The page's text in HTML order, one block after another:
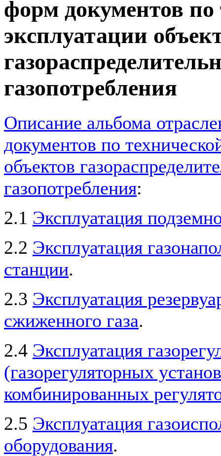
форм документов по
эксплуатации
газопотребления
Описание альбома
документов по
объектов
газопотребления:
2.1 Эксплуатация
2.2 Эксплуатация
станции.
2.3 Эксплуатация
сжиженного газа.
2.4 Эксплуатация
(газорегуляторных
комбинированных
2.5 Эксплуатация
оборудования.